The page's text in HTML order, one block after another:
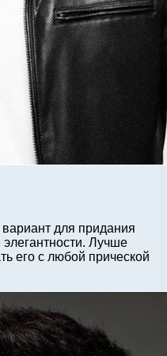
для придания
Лучше
его с любой прической